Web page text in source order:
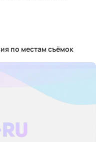
по местам съёмок